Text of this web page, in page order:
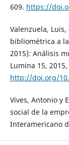
609. https://
Valenzuela,
bibliométrica a
2015): Análisis
Lumina 15,
http://doi.org/
Vives, Antonio y
social de la
Interamericano